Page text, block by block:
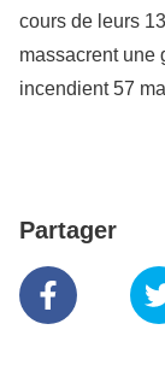
cours de leurs
massacrent une
incendient 57
Partager